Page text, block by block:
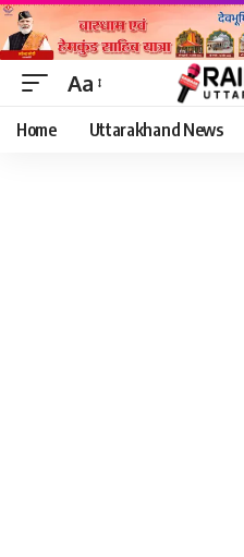
Font
Resizer
Aa
Home Uttarakhand News